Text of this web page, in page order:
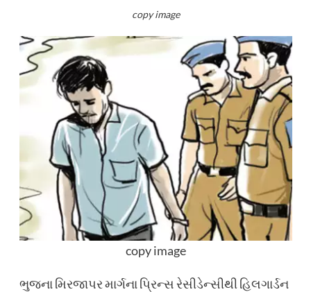
copy image
copy image
ભુજના મિરજાપર માર્ગના પ્રિન્સ રેસીડેન્સીથી હિલગાર્ડન